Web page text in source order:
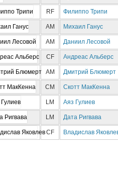
RF Филиппо Трипи
AM Михаил Ганус
AM Даниил Лесовой
CF Андреас Альберс
AM Дмитрий Блюмерт
CM Скотт МакКенна
LM Aяз Гулиев
LM Дата Ригвава
CF Владислав